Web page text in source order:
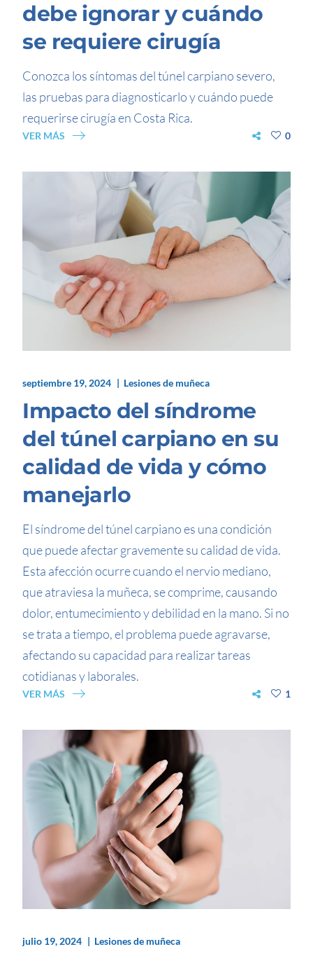
debe ignorar y cuándo
se requiere cirugía
Conozca los síntomas del túnel carpiano severo,
las pruebas para diagnosticarlo y cuándo puede
requerirse cirugía en Costa Rica.
VER MÁS 0
septiembre 19, 2024 Lesiones de muñeca
Impacto del síndrome
del túnel carpiano en su
calidad de vida y cómo
manejarlo
El síndrome del túnel carpiano es una condición
que puede afectar gravemente su calidad de vida.
Esta afección ocurre cuando el nervio mediano,
que atraviesa la muñeca, se comprime, causando
dolor, entumecimiento y debilidad en la mano. Si no
se trata a tiempo, el problema puede agravarse,
afectando su capacidad para realizar tareas
cotidianas y laborales.
VER MÁS 1
julio 19, 2024 Lesiones de muñeca